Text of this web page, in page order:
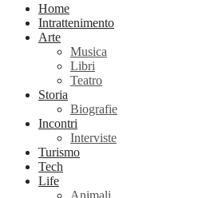
Home
Intrattenimento
Arte
Musica
Libri
Teatro
Storia
Biografie
Incontri
Interviste
Turismo
Tech
Life
Animali